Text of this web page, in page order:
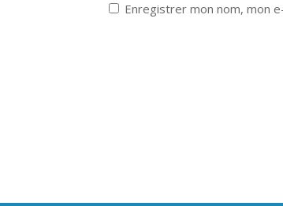
Enregistrer mon nom, mon